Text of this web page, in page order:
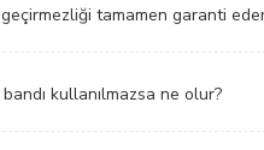
geçirmezliği tamamen garanti
kullanılmazsa ne olur?